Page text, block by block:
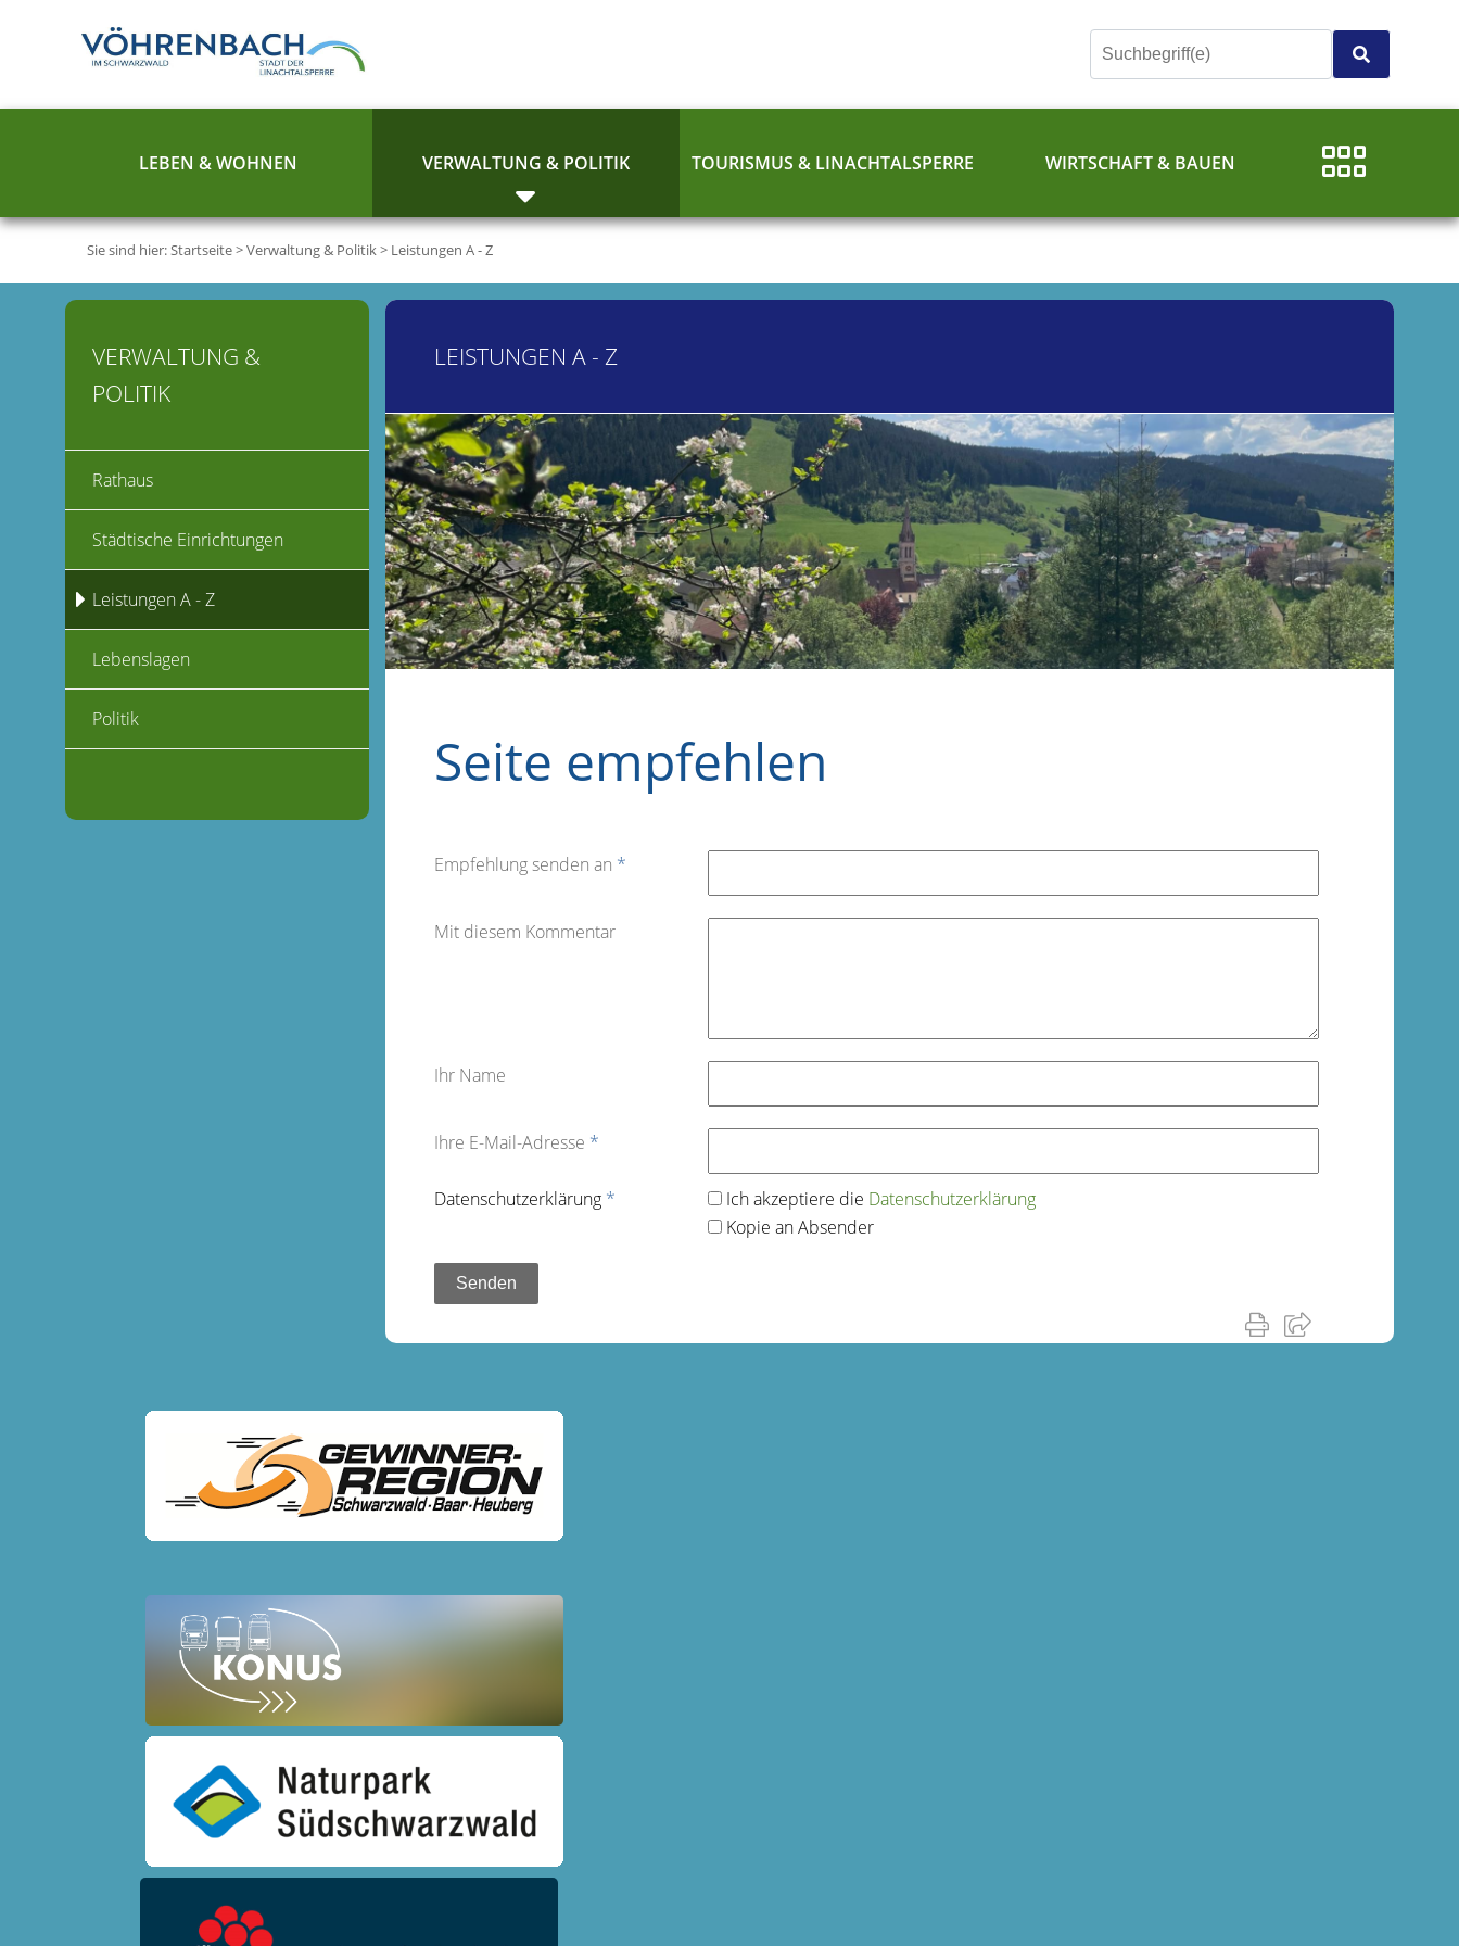
LEBEN & WOHNEN VERWALTUNG & POLITIK TOURISMUS & LINACHTALSPERRE WIRTSCHAFT & BAUEN
Sie sind hier:Startseite>Verwaltung & Politik> Leistungen A - Z
LEISTUNGEN A - Z
Seite empfehlen
Empfehlung senden an *
Mit diesem Kommentar
Ihr Name
Ihre E-Mail-Adresse *
Datenschutz­erklärung * Ich akzeptiere die Datenschutz­erklärung
Kopie an Absender
VERWALTUNG &
POLITIK
Rathaus
Städtische Einrichtungen
Leistungen A - Z
Lebenslagen
Politik